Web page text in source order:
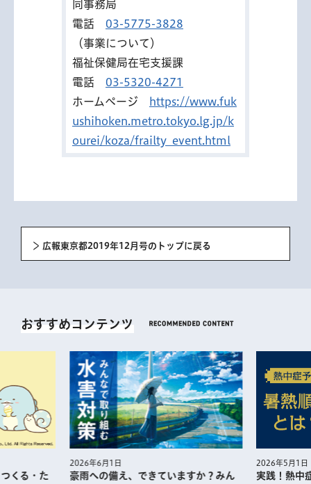
同事務局
電話 03-5775-3828
（事業について）
福祉保健局在宅支援課
電話 03-5320-4271
ホームページ
https://www.fuk
ushihoken.metro.tokyo.lg.jp/k
ourei/koza/frailty_event.html
広報東京都2019年12月号のトップに戻る
おすすめコンテンツ
くる・た
2026年6月1日
豪雨への備え、できていますか？みん
2026年5月1日
実践！熱中